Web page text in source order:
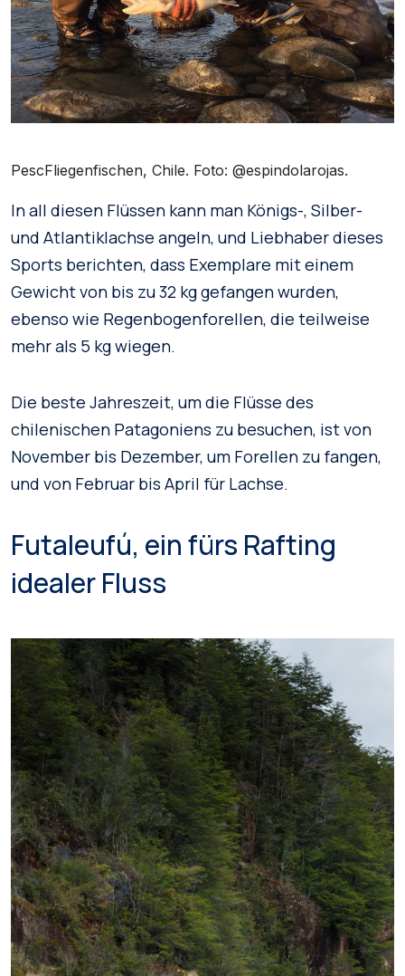
PescFliegenfischen, Chile. Foto: @espindolarojas.
In all diesen Flüssen kann man Königs-, Silber-
und Atlantiklachse angeln, und Liebhaber dieses
Sports berichten, dass Exemplare mit einem
Gewicht von bis zu 32 kg gefangen wurden,
ebenso wie Regenbogenforellen, die teilweise
mehr als 5 kg wiegen.
Die beste Jahreszeit, um die Flüsse des
chilenischen Patagoniens zu besuchen, ist von
November bis Dezember, um Forellen zu fangen,
und von Februar bis April für Lachse.
Futaleufú, ein fürs Rafting
idealer Fluss